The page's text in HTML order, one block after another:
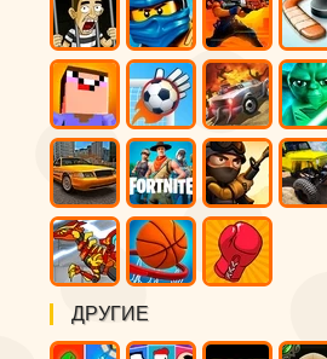
ДРУГИЕ